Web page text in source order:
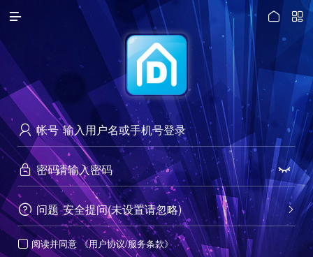
 

 帐号
 密码 
 问题 
安全提问(未设置请忽略)
 阅读并同意 《用户协议/服务条款》